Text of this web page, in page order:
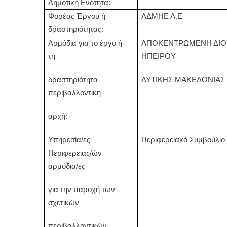
Δημοτική Ενότητα:
Φορέας Έργου ή
δραστηριότητας:
ΑΔΜΗΕ Α.Ε
Αρμόδια για το έργο ή
τη
δραστηριότητα
περιβαλλοντική
αρχή:
ΑΠΟΚΕΝΤΡΩΜΕΝΗ
ΗΠΕΙΡΟΥ
ΔΥΤΙΚΗΣ ΜΑΚΕΔΟΝΙΑΣ
Υπηρεσία/ες
Περιφέρειας/ών
αρμόδια/ες
για την παροχή των
σχετικών
Περιφερειακό Συμβούλιο